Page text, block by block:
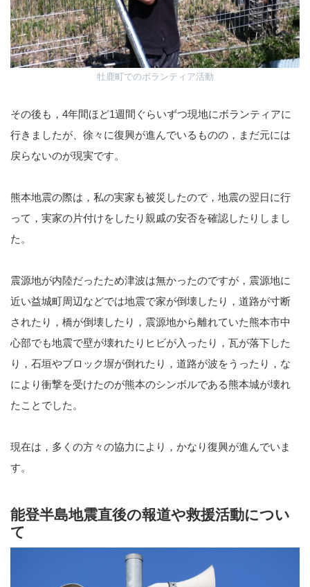
牡鹿町でのボランティア活動
その後も，4年間ほど1週間ぐらいずつ現地にボランティアに
行きましたが、徐々に復興が進んでいるものの，まだ元には
戻らないのが現実です。
熊本地震の際は，私の実家も被災したので，地震の翌日に行
って，実家の片付けをしたり親戚の安否を確認したりしまし
た。
震源地が内陸だったため津波は無かったのですが，震源地に
近い益城町周辺などでは地震で家が倒壊したり，道路が寸断
されたり，橋が倒壊したり，震源地から離れていた熊本市中
心部でも地震で壁が壊れたりヒビが入ったり，瓦が落下した
り，石垣やブロック塀が倒れたり，道路が波をうったり，な
により衝撃を受けたのが熊本のシンボルである熊本城が壊れ
たことでした。
現在は，多くの方々の協力により，かなり復興が進んでいま
す。
能登半島地震直後の報道や救援活動につい
て